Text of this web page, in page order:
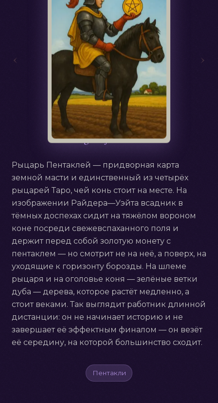
Русский
Knight of Pentacles
Рыцарь Пентаклей — придворная карта
земной масти и единственный из четырёх
рыцарей Таро, чей конь стоит на месте. На
изображении Райдера—Уэйта всадник в
тёмных доспехах сидит на тяжёлом вороном
коне посреди свежевспаханного поля и
держит перед собой золотую монету с
пентаклем — но смотрит не на неё, а поверх, на
уходящие к горизонту борозды. На шлеме
рыцаря и на оголовье коня — зелёные ветки
дуба — дерева, которое растёт медленно, а
стоит веками. Так выглядит работник длинной
дистанции: он не начинает историю и не
завершает её эффектным финалом — он везёт
её середину, на которой большинство сходит.
Пентакли
‹ ›